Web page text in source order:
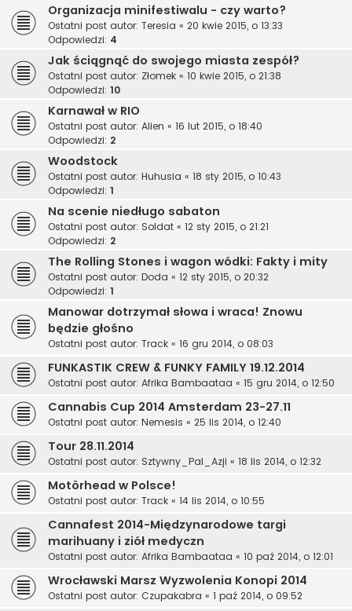
Organizacja minifestiwalu - czy warto?
Ostatni post autor: Teresia « 20 kwie 2015, o 13:33
Odpowiedzi: 4
Jak ściągnąć do swojego miasta zespół?
Ostatni post autor: Złomek « 10 kwie 2015, o 21:38
Odpowiedzi: 10
Karnawał w RIO
Ostatni post autor: Alien « 16 lut 2015, o 18:40
Odpowiedzi: 2
Woodstock
Ostatni post autor: Huhusia « 18 sty 2015, o 10:43
Odpowiedzi: 1
Na scenie niedługo sabaton
Ostatni post autor: Soldat « 12 sty 2015, o 21:21
Odpowiedzi: 2
The Rolling Stones i wagon wódki: Fakty i mity
Ostatni post autor: Doda « 12 sty 2015, o 20:32
Odpowiedzi: 1
Manowar dotrzymał słowa i wraca! Znowu
będzie głośno
Ostatni post autor: Track « 16 gru 2014, o 08:03
FUNKASTIK CREW & FUNKY FAMILY 19.12.2014
Ostatni post autor: Afrika Bambaataa « 15 gru 2014, o 12:50
Cannabis Cup 2014 Amsterdam 23-27.11
Ostatni post autor: Nemesis « 25 lis 2014, o 12:40
Tour 28.11.2014
Ostatni post autor: Sztywny_Pal_Azji « 18 lis 2014, o 12:32
Motörhead w Polsce!
Ostatni post autor: Track « 14 lis 2014, o 10:55
Cannafest 2014-Międzynarodowe targi
marihuany i ziół medyczn
Ostatni post autor: Afrika Bambaataa « 10 paź 2014, o 12:01
Wrocławski Marsz Wyzwolenia Konopi 2014
Ostatni post autor: Czupakabra « 1 paź 2014, o 09:52